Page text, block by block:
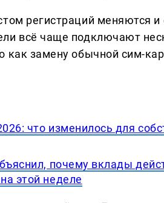
регистраций меняются и
всё чаще подключают
замену обычной сим-
что изменилось для
почему вклады
этой неделе